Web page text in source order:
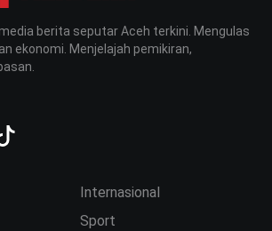
berita seputar Aceh terkini. Mengulas
ekonomi. Menjelajah pemikiran,
Internasional
Sport